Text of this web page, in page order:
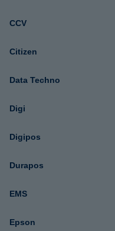
CCV
Citizen
Data Techno
Digi
Digipos
Durapos
EMS
Epson